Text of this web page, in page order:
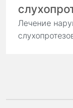
Лечение